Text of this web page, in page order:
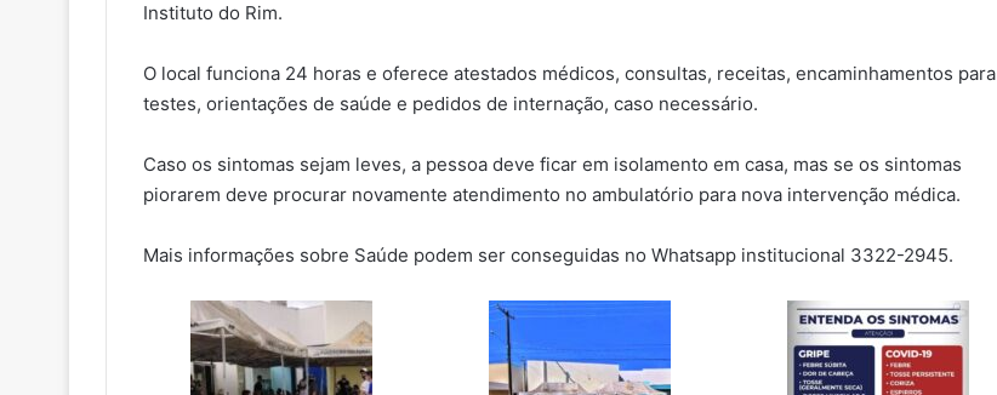
Instituto do Rim.
O local funciona 24 horas e oferece atestados médicos, consultas, receitas, encaminhamentos para
testes, orientações de saúde e pedidos de internação, caso necessário.
Caso os sintomas sejam leves, a pessoa deve ficar em isolamento em casa, mas se os sintomas
piorarem deve procurar novamente atendimento no ambulatório para nova intervenção médica.
Mais informações sobre Saúde podem ser conseguidas no Whatsapp institucional 3322-2945.